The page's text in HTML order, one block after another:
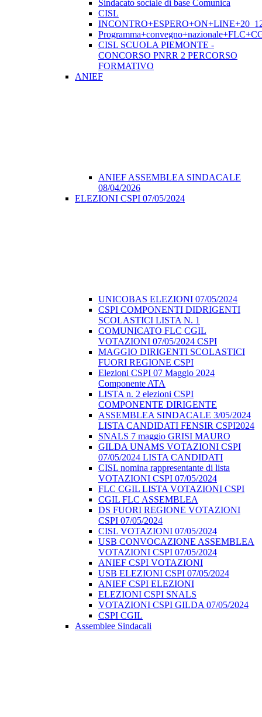
Sindacato sociale di base Comunica
CISL
CISL SCUOLA PIEMONTE -
CONCORSO PNRR 2 PERCORSO
FORMATIVO
ANIEF
ANIEF ASSEMBLEA SINDACALE
08/04/2026
ELEZIONI CSPI 07/05/2024
UNICOBAS ELEZIONI 07/05/2024
CSPI COMPONENTI DIDRIGENTI
SCOLASTICI LISTA N. 1
COMUNICATO FLC CGIL
VOTAZIONI 07/05/2024 CSPI
MAGGIO DIRIGENTI SCOLASTICI
FUORI REGIONE CSPI
Elezioni CSPI 07 Maggio 2024
Componente ATA
LISTA n. 2 elezioni CSPI
COMPONENTE DIRIGENTE
ASSEMBLEA SINDACALE 3/05/2024
LISTA CANDIDATI FENSIR CSPI2024
SNALS 7 maggio GRISI MAURO
GILDA UNAMS VOTAZIONI CSPI
07/05/2024 LISTA CANDIDATI
CISL nomina rappresentante di lista
VOTAZIONI CSPI 07/05/2024
FLC CGIL LISTA VOTAZIONI CSPI
CGIL FLC ASSEMBLEA
DS FUORI REGIONE VOTAZIONI
CSPI 07/05/2024
CISL VOTAZIONI 07/05/2024
USB CONVOCAZIONE ASSEMBLEA
VOTAZIONI CSPI 07/05/2024
ANIEF CSPI VOTAZIONI
USB ELEZIONI CSPI 07/05/2024
ANIEF CSPI ELEZIONI
ELEZIONI CSPI SNALS
VOTAZIONI CSPI GILDA 07/05/2024
CSPI CGIL
Assemblee Sindacali